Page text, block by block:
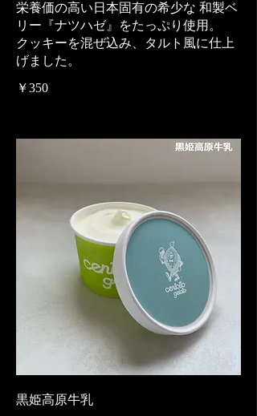
栄養価の高い日本固有の希少な 和製ベ
リー『ナツハゼ』をたっぷり使用。
クッキーを混ぜ込み、タルト風に仕上
げました。
￥350
黒姫高原牛乳